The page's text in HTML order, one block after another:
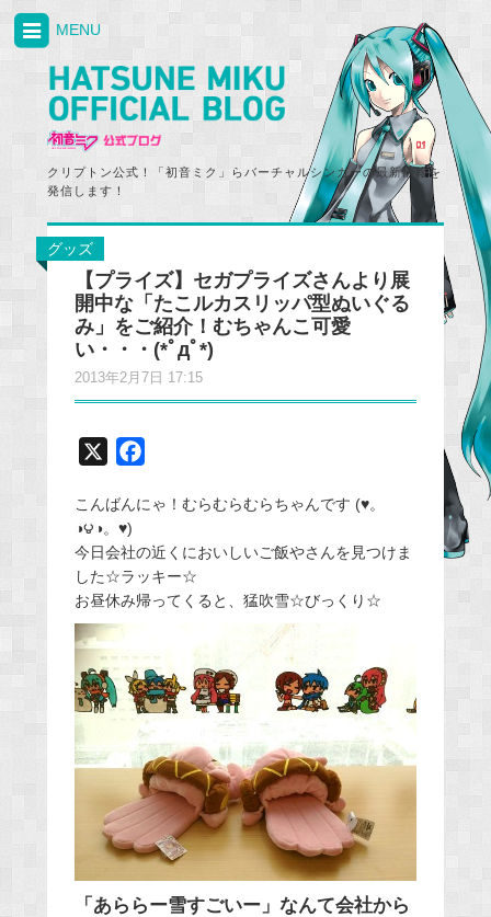
クリプトン公式！「初音ミク」らバーチャルシンガーの最新情報を
発信します！
MENU
グッズ
【プライズ】セガプライズさんより展
開中な「たこルカスリッパ型ぬいぐる
み」をご紹介！むちゃんこ可愛
い・・・(*ﾟдﾟ*)
2013年2月7日 17:15
c
b
o
こんばんにゃ！むらむらむらちゃんです (♥。
◑౪◑。♥)
今日会社の近くにおいしいご飯やさんを見つけま
した☆ラッキー☆
お昼休み帰ってくると、猛吹雪☆びっくり☆
「あららー雪すごいー」なんて会社から